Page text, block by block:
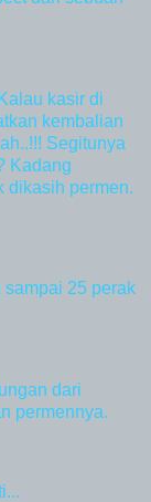
kasir di
kembalian
Segitunya
Kadang
dikasih permen.
25 perak
dari
permennya.